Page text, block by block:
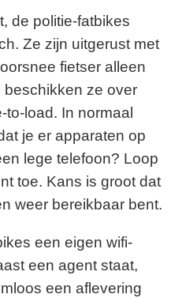
de politie-fatbikes
Ze zijn uitgerust met
fietser alleen
beschikken ze over
load. In normaal
je er apparaten op
lege telefoon? Loop
toe. Kans is groot dat
weer bereikbaar bent.
een eigen wifi-
een agent staat,
een aflevering